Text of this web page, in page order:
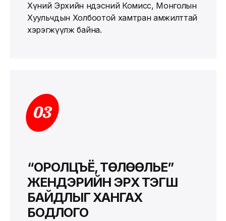
Хүний Эрхийн Үндэсний Комисс, Монголын
Хуульчдын Холбоотой хамтран амжилттай
хэрэгжүүлж байна.
03
“ОРОЛЦЪЁ, ТӨЛӨӨЛЬЕ”
ЖЕНДЭРИЙН ЭРХ ТЭГШ
БАЙДЛЫГ ХАНГАХ
БОДЛОГО